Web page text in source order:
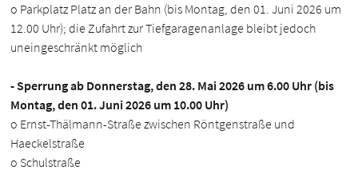
o Parkplatz Platz an der Bahn (bis Montag, den 01. Juni 2026 um
12.00 Uhr); die Zufahrt zur Tiefgaragenanlage bleibt jedoch
uneingeschränkt möglich
- Sperrung ab Donnerstag, den 28. Mai 2026 um 6.00 Uhr (bis
Montag, den 01. Juni 2026 um 10.00 Uhr)
o Ernst-Thälmann-Straße zwischen Röntgenstraße und
Haeckelstraße
o Schulstraße